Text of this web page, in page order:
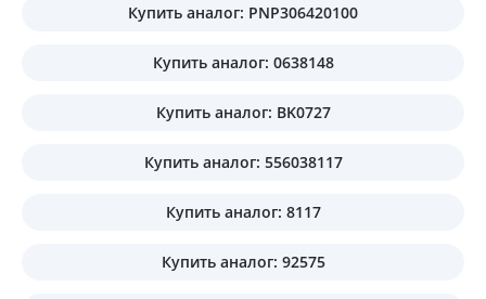
Купить аналог: PNP306420100
Купить аналог: 0638148
Купить аналог: BK0727
Купить аналог: 556038117
Купить аналог: 8117
Купить аналог: 92575